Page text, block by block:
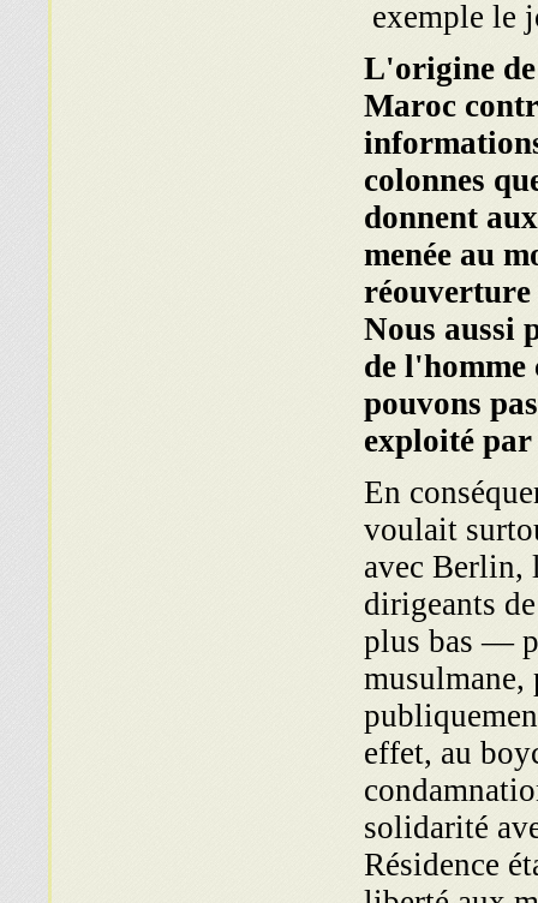
exemple le
L'origine
Maroc
colonnes
donnent
menée au
réouverture
Nous aussi
de l'homme
pouvons
exploité
En
voulait
avec Berlin,
dirigeants
plus bas —
musulmane,
effet, au
solidarité
Résidence